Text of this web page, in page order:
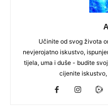
Učinite od svog života
nevjerojatno iskustvo,
tijela, uma i duše - budite
cijenite